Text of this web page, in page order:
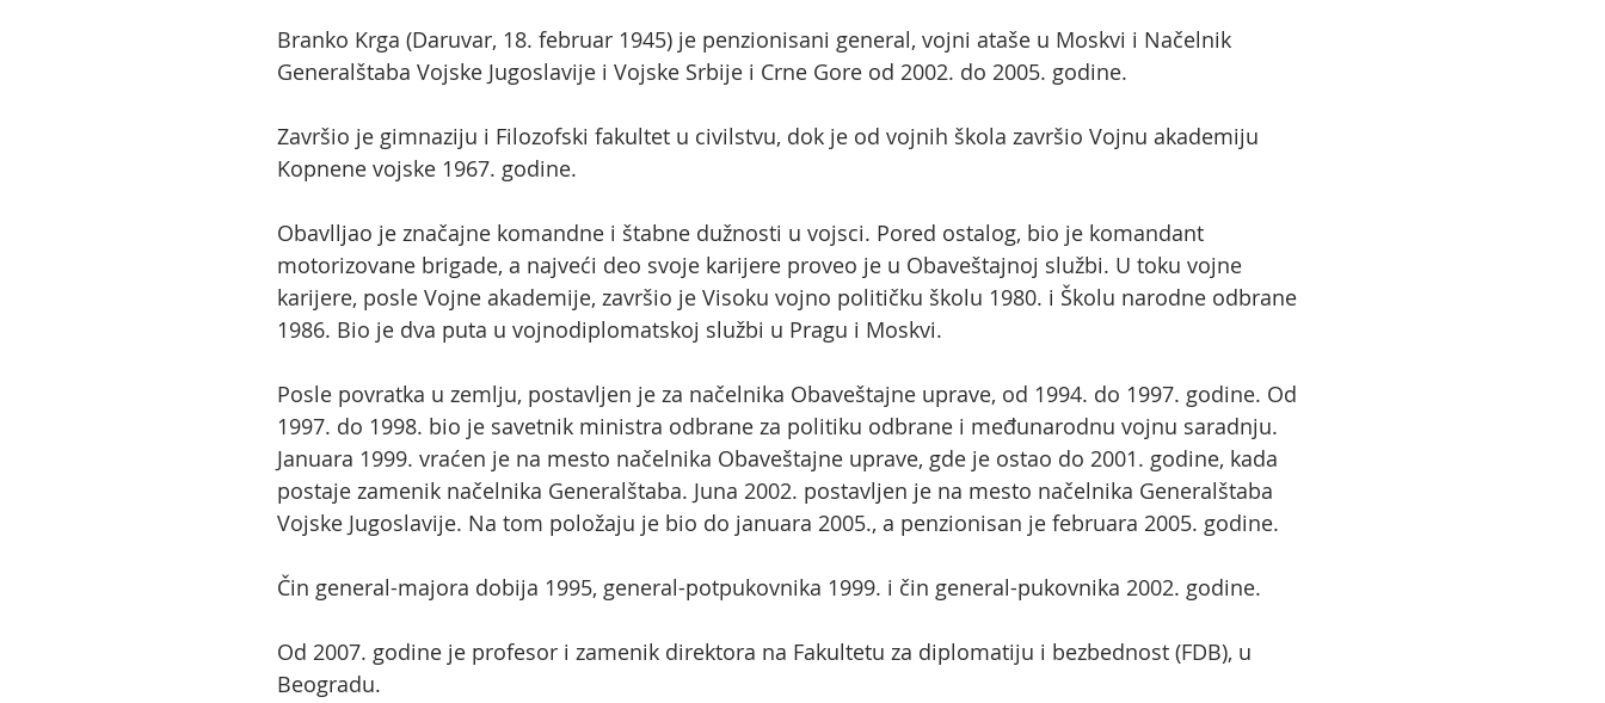
Branko Krga (Daruvar, 18. februar 1945) je penzionisani general, vojni ataše u Moskvi i Načelnik
Generalštaba Vojske Jugoslavije i Vojske Srbije i Crne Gore od 2002. do 2005. godine.
Završio je gimnaziju i Filozofski fakultet u civilstvu, dok je od vojnih škola završio Vojnu akademiju
Kopnene vojske 1967. godine.
Obavlljao je značajne komandne i štabne dužnosti u vojsci. Pored ostalog, bio je komandant
motorizovane brigade, a najveći deo svoje karijere proveo je u Obaveštajnoj službi. U toku vojne
karijere, posle Vojne akademije, završio je Visoku vojno političku školu 1980. i Školu narodne odbrane
1986. Bio je dva puta u vojnodiplomatskoj službi u Pragu i Moskvi.
Posle povratka u zemlju, postavljen je za načelnika Obaveštajne uprave, od 1994. do 1997. godine. Od
1997. do 1998. bio je savetnik ministra odbrane za politiku odbrane i međunarodnu vojnu saradnju.
Januara 1999. vraćen je na mesto načelnika Obaveštajne uprave, gde je ostao do 2001. godine, kada
postaje zamenik načelnika Generalštaba. Juna 2002. postavljen je na mesto načelnika Generalštaba
Vojske Jugoslavije. Na tom položaju je bio do januara 2005., a penzionisan je februara 2005. godine.
Čin general-majora dobija 1995, general-potpukovnika 1999. i čin general-pukovnika 2002. godine.
Od 2007. godine je profesor i zamenik direktora na Fakultetu za diplomatiju i bezbednost (FDB), u
Beogradu.